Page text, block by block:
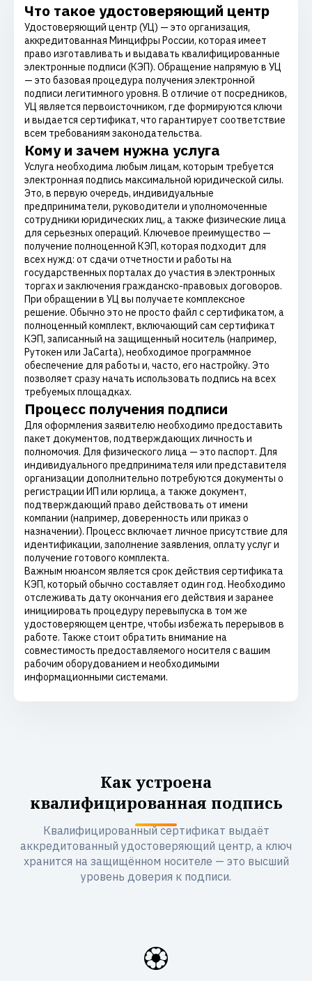
Что такое удостоверяющий центр
Удостоверяющий центр (УЦ) — это организация,
аккредитованная Минцифры России, которая имеет
право изготавливать и выдавать квалифицированные
электронные подписи (КЭП). Обращение напрямую в УЦ
— это базовая процедура получения электронной
подписи легитимного уровня. В отличие от посредников,
УЦ является первоисточником, где формируются ключи
и выдается сертификат, что гарантирует соответствие
всем требованиям законодательства.
Кому и зачем нужна услуга
Услуга необходима любым лицам, которым требуется
электронная подпись максимальной юридической силы.
Это, в первую очередь, индивидуальные
предприниматели, руководители и уполномоченные
сотрудники юридических лиц, а также физические лица
для серьезных операций. Ключевое преимущество —
получение полноценной КЭП, которая подходит для
всех нужд: от сдачи отчетности и работы на
государственных порталах до участия в электронных
торгах и заключения гражданско-правовых договоров.
При обращении в УЦ вы получаете комплексное
решение. Обычно это не просто файл с сертификатом, а
полноценный комплект, включающий сам сертификат
КЭП, записанный на защищенный носитель (например,
Рутокен или JaCarta), необходимое программное
обеспечение для работы и, часто, его настройку. Это
позволяет сразу начать использовать подпись на всех
требуемых площадках.
Процесс получения подписи
Для оформления заявителю необходимо предоставить
пакет документов, подтверждающих личность и
полномочия. Для физического лица — это паспорт. Для
индивидуального предпринимателя или представителя
организации дополнительно потребуются документы о
регистрации ИП или юрлица, а также документ,
подтверждающий право действовать от имени
компании (например, доверенность или приказ о
назначении). Процесс включает личное присутствие для
идентификации, заполнение заявления, оплату услуг и
получение готового комплекта.
Важным нюансом является срок действия сертификата
КЭП, который обычно составляет один год. Необходимо
отслеживать дату окончания его действия и заранее
инициировать процедуру перевыпуска в том же
удостоверяющем центре, чтобы избежать перерывов в
работе. Также стоит обратить внимание на
совместимость предоставляемого носителя с вашим
рабочим оборудованием и необходимыми
информационными системами.
Как устроена
квалифицированная подпись
Квалифицированный сертификат выдаёт
аккредитованный удостоверяющий центр, а ключ
хранится на защищённом носителе — это высший
уровень доверия к подписи.
🏵️